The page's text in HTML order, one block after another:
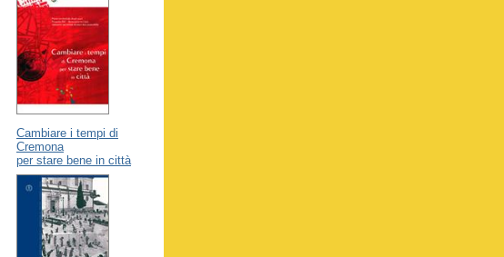
Cambiare i tempi di
Cremona
per stare bene in città